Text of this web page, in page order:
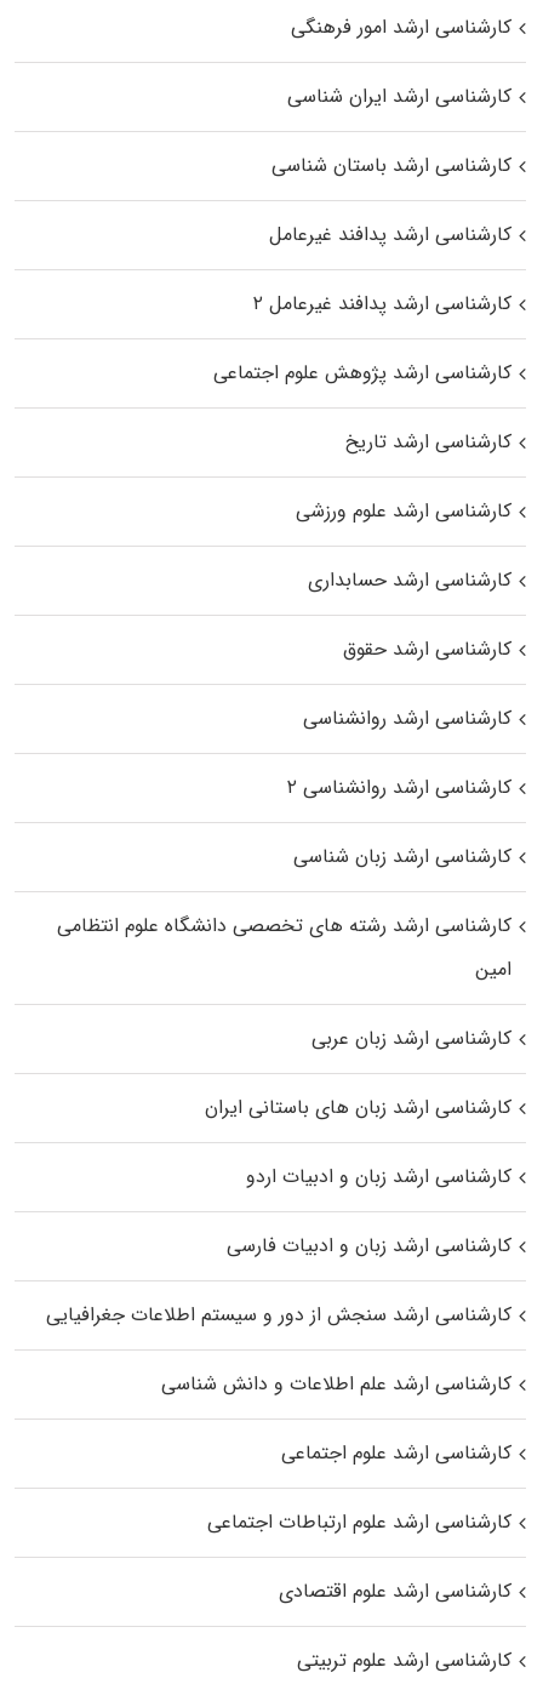
کارشناسی ارشد امور فرهنگی
کارشناسی ارشد ایران شناسی
کارشناسی ارشد باستان شناسی
کارشناسی ارشد پدافند غیرعامل
کارشناسی ارشد پدافند غیرعامل ۲
کارشناسی ارشد پژوهش علوم اجتماعی
کارشناسی ارشد تاریخ
کارشناسی ارشد علوم ورزشی
کارشناسی ارشد حسابداری
کارشناسی ارشد حقوق
کارشناسی ارشد روانشناسی
کارشناسی ارشد روانشناسی ۲
کارشناسی ارشد زبان شناسی
کارشناسی ارشد رﺷﺘﻪ ﻫﺎی تخصصی داﻧﺸﮕﺎه ﻋﻠﻮم انتظامی
اﻣﻴﻦ
کارشناسی ارشد زبان عربی
کارشناسی ارشد زبان‌ های باستانی ایران
کارشناسی ارشد زبان و ادبیات اردو
کارشناسی ارشد زبان و ادبیات فارسی
کارشناسی ارشد سنجش از دور و سیستم اطلاعات جغرافیایی
کارشناسی ارشد علم اطلاعات و دانش شناسی
کارشناسی ارشد علوم اجتماعی
کارشناسی ارشد علوم ارتباطات اجتماعی
کارشناسی ارشد علوم اقتصادی
کارشناسی ارشد علوم تربیتی